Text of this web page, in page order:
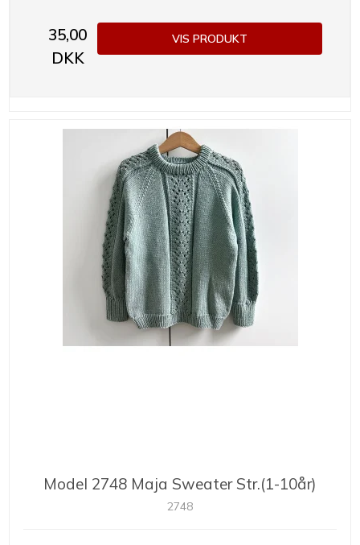
35,00
DKK
VIS PRODUKT
Model 2748 Maja Sweater Str.(1-10år)
2748